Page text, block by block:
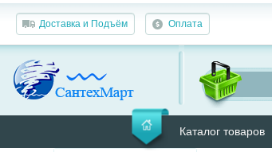
Доставка и Подъём Оплата
Каталог товаров